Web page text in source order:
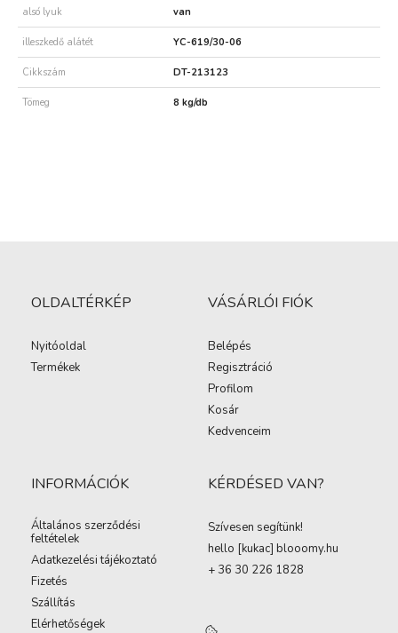
alsó lyuk van
illeszkedő alátét YC-619/30-06
Cikkszám DT-213123
Tömeg 8 kg/db
OLDALTÉRKÉP
Nyitóoldal
Termékek
VÁSÁRLÓI FIÓK
Belépés
Regisztráció
Profilom
Kosár
Kedvenceim
INFORMÁCIÓK
Általános szerződési
feltételek
Adatkezelési tájékoztató
Fizetés
Szállítás
Elérhetőségek
KÉRDÉSED VAN?
Szívesen segítünk!
hello [kukac] blooomy.hu
+ 36 30 226 1828